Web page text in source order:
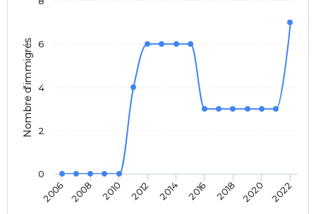
Nombre d'immigrés
2006 2008 2010 2012 2014 2016 2018 2020 2022
0
2
4
6